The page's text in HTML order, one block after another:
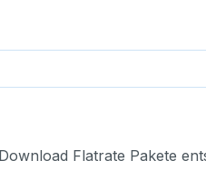
Flatrate Pakete